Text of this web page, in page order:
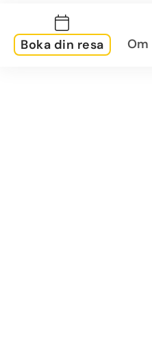
Boka din resa